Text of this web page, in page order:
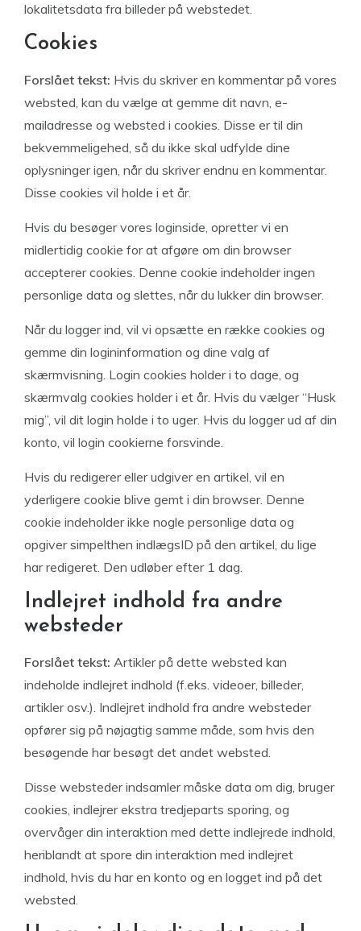
lokalitetsdata fra billeder på webstedet.
Cookies
Forslået tekst: Hvis du skriver en kommentar på vores
websted, kan du vælge at gemme dit navn, e-
mailadresse og websted i cookies. Disse er til din
bekvemmeligehed, så du ikke skal udfylde dine
oplysninger igen, når du skriver endnu en kommentar.
Disse cookies vil holde i et år.
Hvis du besøger vores loginside, opretter vi en
midlertidig cookie for at afgøre om din browser
accepterer cookies. Denne cookie indeholder ingen
personlige data og slettes, når du lukker din browser.
Når du logger ind, vil vi opsætte en række cookies og
gemme din logininformation og dine valg af
skærmvisning. Login cookies holder i to dage, og
skærmvalg cookies holder i et år. Hvis du vælger “Husk
mig”, vil dit login holde i to uger. Hvis du logger ud af din
konto, vil login cookierne forsvinde.
Hvis du redigerer eller udgiver en artikel, vil en
yderligere cookie blive gemt i din browser. Denne
cookie indeholder ikke nogle personlige data og
opgiver simpelthen indlægsID på den artikel, du lige
har redigeret. Den udløber efter 1 dag.
Indlejret indhold fra andre
websteder
Forslået tekst: Artikler på dette websted kan
indeholde indlejret indhold (f.eks. videoer, billeder,
artikler osv.). Indlejret indhold fra andre websteder
opfører sig på nøjagtig samme måde, som hvis den
besøgende har besøgt det andet websted.
Disse websteder indsamler måske data om dig, bruger
cookies, indlejrer ekstra tredjeparts sporing, og
overvåger din interaktion med dette indlejrede indhold,
heriblandt at spore din interaktion med indlejret
indhold, hvis du har en konto og en logget ind på det
websted.